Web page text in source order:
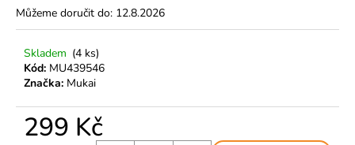
Můžeme doručit do: 12.8.2026
Skladem (4 ks)
Kód: MU439546
Značka: Mukai
299 Kč
o
p
o
r